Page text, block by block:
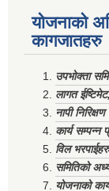
योजनाको
कागजातहरु
उपभोक्ता
लागत
नापी
कार्य सम्पन्न
विल भरपाईहरु
समितिको
योजनाको